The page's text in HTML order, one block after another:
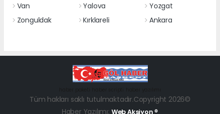
Van
Yalova
Yozgat
Zonguldak
Kırklareli Ankara
Tüm hakları saklı tutulmaktadır.Copyright 2026©
Haber Yazılımı: Web Aksiyon ®